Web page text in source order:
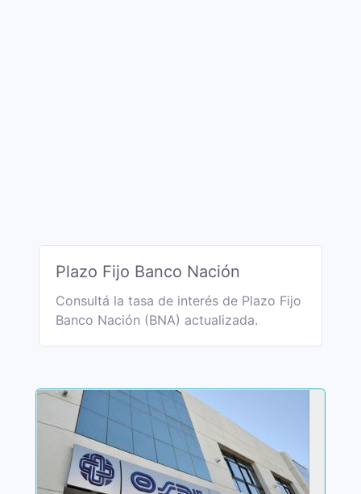
Plazo Fijo Banco Nación
Consultá la tasa de interés de Plazo Fijo
Banco Nación (BNA) actualizada.